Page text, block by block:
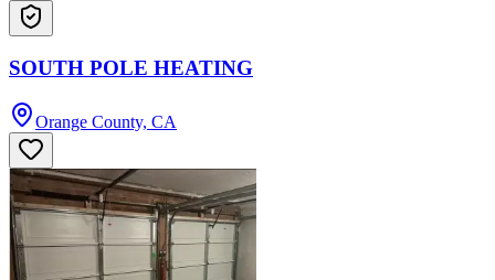
SOUTH POLE HEATING
Orange County, CA